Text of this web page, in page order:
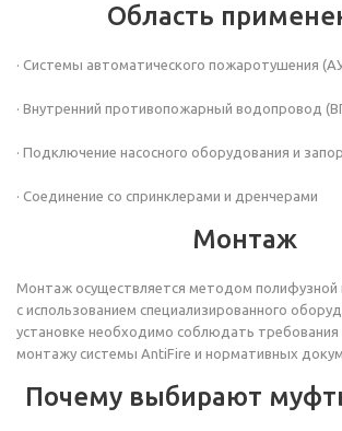
Область
· Системы автоматического пожаротушения
· Внутренний противопожарный водопровод
· Подключение насосного оборудования и
· Соединение со спринклерами и дренчерами
Монтаж
Монтаж осуществляется методом полифузной
с использованием специализированного
установке необходимо соблюдать требования
монтажу системы AntiFire и нормативных
Почему выбирают